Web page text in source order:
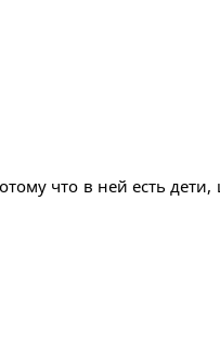
что в ней есть